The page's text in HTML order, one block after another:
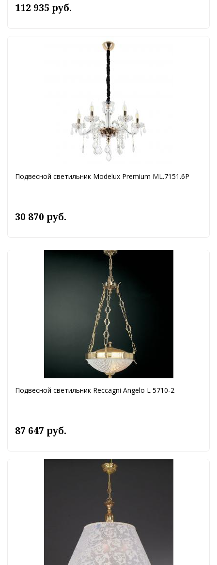
112 935 руб.
Подвесной светильник Modelux Premium ML.7151.6P
30 870 руб.
Подвесной светильник Reccagni Angelo L 5710-2
87 647 руб.